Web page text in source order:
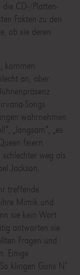
CD-/Platten-
Fakten zu den
ob sie deren
kommen
an, aber
Songs
wahrnehmen
„langsam“, „es
feiern.
weg als
Jackson.
treffende
Mimik und
sie kein Wort
antworten sie
Fragen und
Einige
klingen Guns N’